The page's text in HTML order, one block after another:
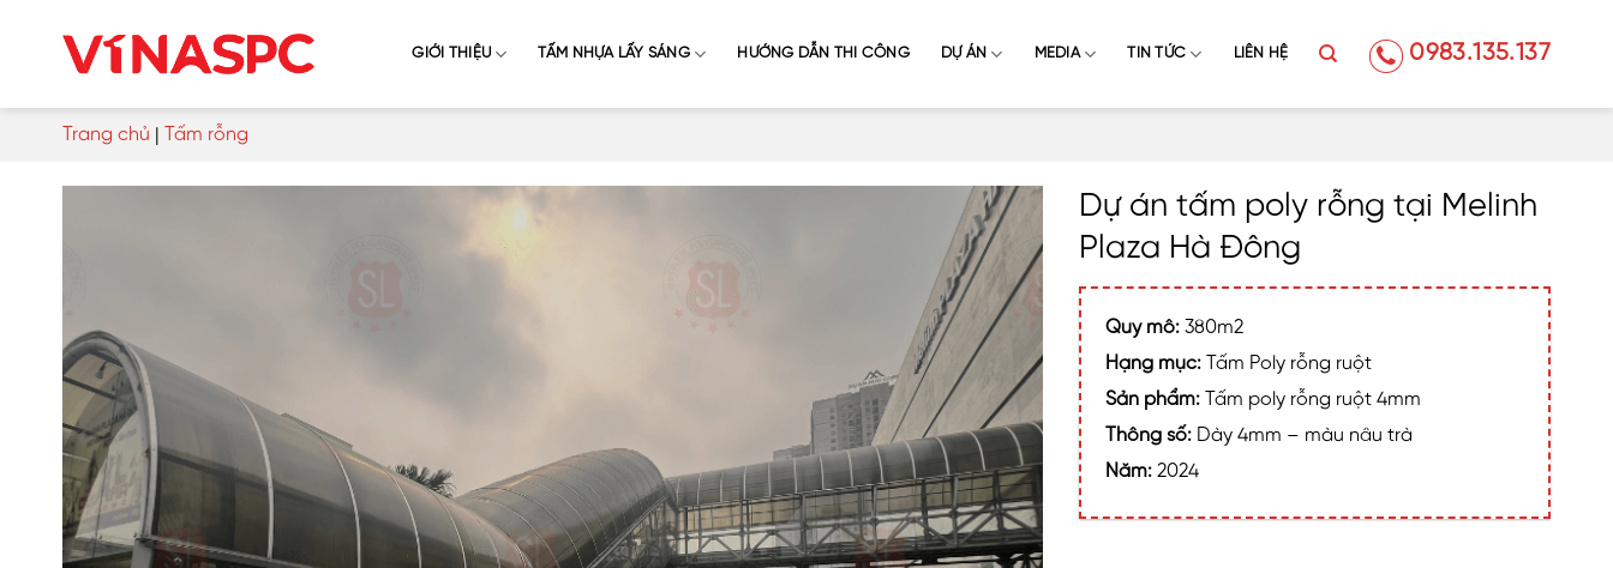
GIỚI THIỆU TẤM NHỰA LẤY SÁNG HƯỚNG DẪN THI CÔNG DỰ ÁN MEDIA TIN TỨC LIÊN HỆ 0983.135.137
Trang chủ | Tấm rỗng
Dự án tấm poly rỗng tại Melinh
Plaza Hà Đông
Quy mô:380m2
Hạng mục:Tấm Poly rỗng ruột
Sản phẩm:Tấm poly rỗng ruột 4mm
Thông số:Dày 4mm – màu nâu trà
Năm:2024